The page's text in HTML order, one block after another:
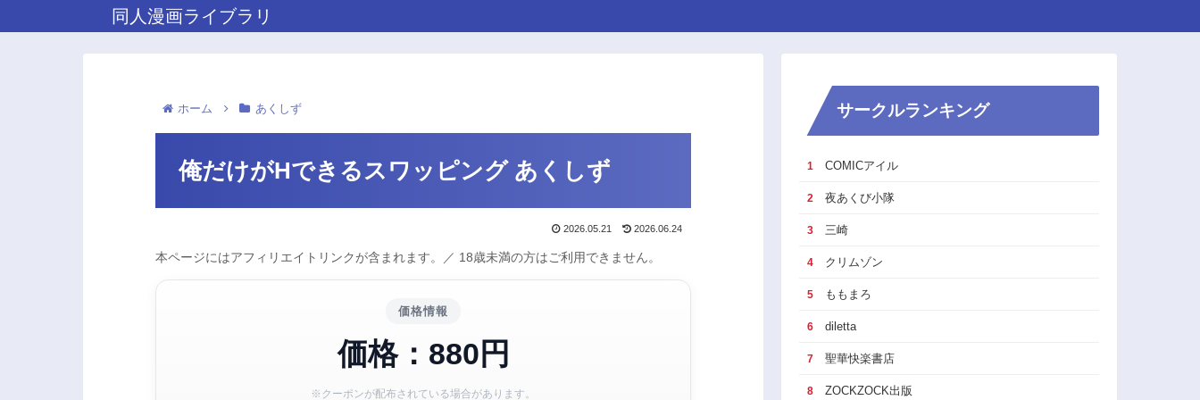
同人漫画ライブラリ
ホーム あくしず
俺だけがHできるスワッピング あくしず
2026.05.21 2026.06.24
本ページにはアフィリエイトリンクが含まれます。／ 18歳未満の方はご利用できません。
価格情報
価格：880円
※クーポンが配布されている場合があります。
サークルランキング
1 COMICアイル
2 夜あくび小隊
3 三崎
4 クリムゾン
5 ももまろ
6 diletta
7 聖華快楽書店
8 ZOCKZOCK出版